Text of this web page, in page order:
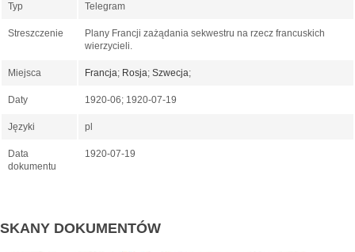
Typ Telegram
Streszczenie
Plany Francji zażądania sekwestru na rzecz francuskich
wierzycieli.
Miejsca Francja; Rosja; Szwecja;
Daty 1920-06; 1920-07-19
Języki pl
Data
dokumentu
1920-07-19
SKANY DOKUMENTÓW